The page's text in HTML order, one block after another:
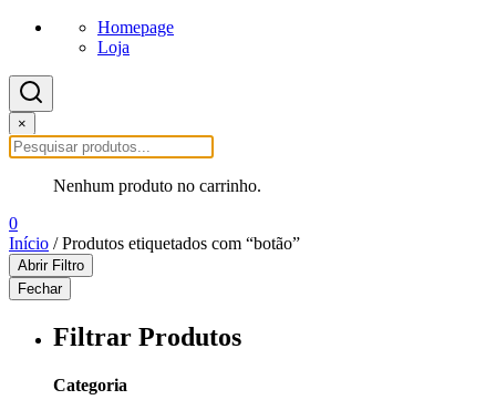
Homepage
Loja
×
Nenhum produto no carrinho.
0
Início / Produtos etiquetados com “botão”
Abrir Filtro
Fechar
Filtrar Produtos
Categoria